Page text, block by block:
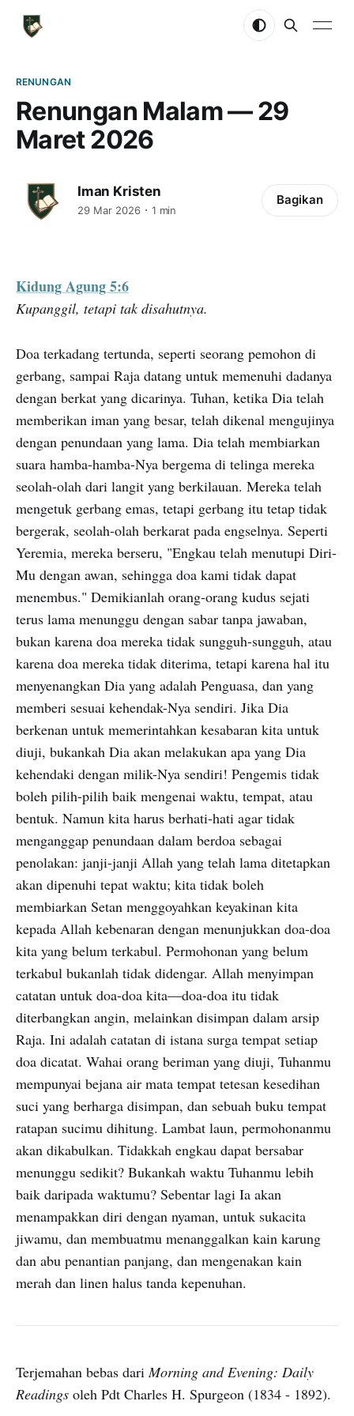
RENUNGAN
Renungan Malam — 29
Maret 2026
Iman Kristen
29 Mar 2026 1 min
Bagikan
Kidung Agung 5:6
Kupanggil, tetapi tak disahutnya.
Doa terkadang tertunda, seperti seorang pemohon di
gerbang, sampai Raja datang untuk memenuhi dadanya
dengan berkat yang dicarinya. Tuhan, ketika Dia telah
memberikan iman yang besar, telah dikenal mengujinya
dengan penundaan yang lama. Dia telah membiarkan
suara hamba-hamba-Nya bergema di telinga mereka
seolah-olah dari langit yang berkilauan. Mereka telah
mengetuk gerbang emas, tetapi gerbang itu tetap tidak
bergerak, seolah-olah berkarat pada engselnya. Seperti
Yeremia, mereka berseru, "Engkau telah menutupi Diri-
Mu dengan awan, sehingga doa kami tidak dapat
menembus." Demikianlah orang-orang kudus sejati
terus lama menunggu dengan sabar tanpa jawaban,
bukan karena doa mereka tidak sungguh-sungguh, atau
karena doa mereka tidak diterima, tetapi karena hal itu
menyenangkan Dia yang adalah Penguasa, dan yang
memberi sesuai kehendak-Nya sendiri. Jika Dia
berkenan untuk memerintahkan kesabaran kita untuk
diuji, bukankah Dia akan melakukan apa yang Dia
kehendaki dengan milik-Nya sendiri! Pengemis tidak
boleh pilih-pilih baik mengenai waktu, tempat, atau
bentuk. Namun kita harus berhati-hati agar tidak
menganggap penundaan dalam berdoa sebagai
penolakan: janji-janji Allah yang telah lama ditetapkan
akan dipenuhi tepat waktu; kita tidak boleh
membiarkan Setan menggoyahkan keyakinan kita
kepada Allah kebenaran dengan menunjukkan doa-doa
kita yang belum terkabul. Permohonan yang belum
terkabul bukanlah tidak didengar. Allah menyimpan
catatan untuk doa-doa kita—doa-doa itu tidak
diterbangkan angin, melainkan disimpan dalam arsip
Raja. Ini adalah catatan di istana surga tempat setiap
doa dicatat. Wahai orang beriman yang diuji, Tuhanmu
mempunyai bejana air mata tempat tetesan kesedihan
suci yang berharga disimpan, dan sebuah buku tempat
ratapan sucimu dihitung. Lambat laun, permohonanmu
akan dikabulkan. Tidakkah engkau dapat bersabar
menunggu sedikit? Bukankah waktu Tuhanmu lebih
baik daripada waktumu? Sebentar lagi Ia akan
menampakkan diri dengan nyaman, untuk sukacita
jiwamu, dan membuatmu menanggalkan kain karung
dan abu penantian panjang, dan mengenakan kain
merah dan linen halus tanda kepenuhan.
Terjemahan bebas dari Morning and Evening: Daily
Readings oleh Pdt Charles H. Spurgeon (1834 - 1892).